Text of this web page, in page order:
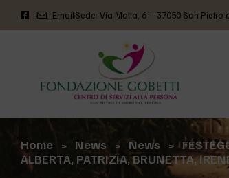
EmailSede: Via Motta, 6 – 37050 San Pietro
Home > News > News >
ALBERTA, PATRIZIA, BRUNETTA,